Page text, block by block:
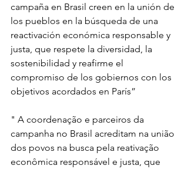
campaña en Brasil creen en la unión de
los pueblos en la búsqueda de una
reactivación económica responsable y
justa, que respete la diversidad, la
sostenibilidad y reafirme el
compromiso de los gobiernos con los
objetivos acordados en París”
" A coordenação e parceiros da
campanha no Brasil acreditam na união
dos povos na busca pela reativação
econômica responsável e justa, que